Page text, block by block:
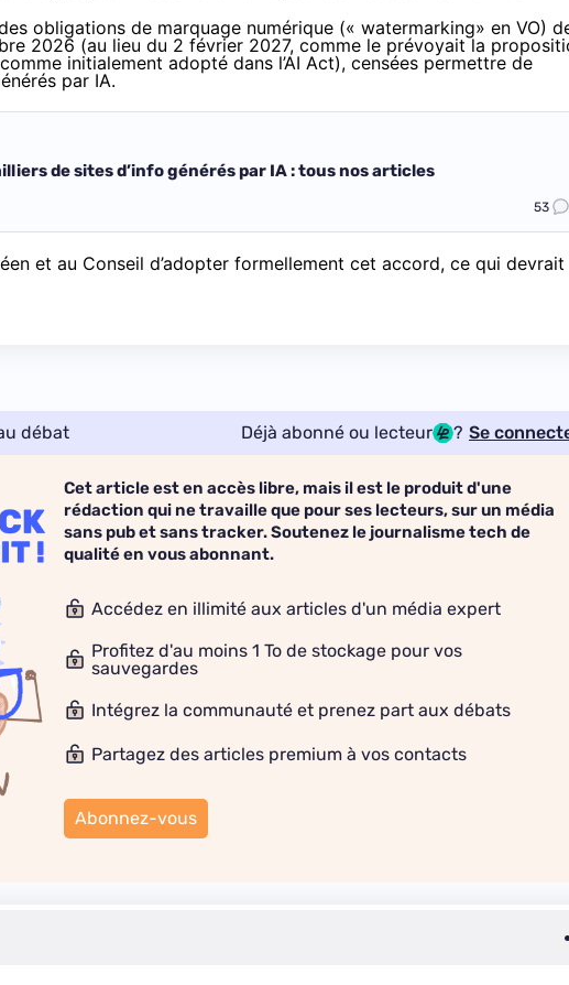
obligations de marquage numérique (« watermarking» en VO)
2026 (au lieu du 2 février 2027, comme le prévoyait la
initialement adopté dans l’AI Act), censées permettre de
par IA.
de sites d’info générés par IA : tous nos articles
53
et au Conseil d’adopter formellement cet accord, ce qui devrait
débat Déjà abonné ou lecteur ? Se
Cet article est en accès libre, mais il est le produit d'une
rédaction qui ne travaille que pour ses lecteurs, sur un média
sans pub et sans tracker. Soutenez le journalisme tech de
qualité en vous abonnant.
Accédez en illimité aux articles d'un média expert
Profitez d'au moins 1 To de stockage pour vos
sauvegardes
Intégrez la communauté et prenez part aux débats
Partagez des articles premium à vos contacts
Abonnez-vous